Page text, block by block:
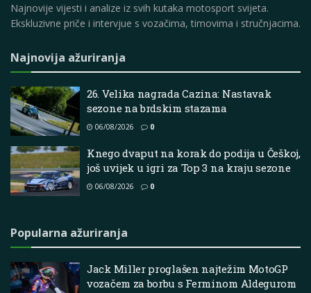
Najnovije vijesti i analize iz svih kutaka motosport svijeta.
Ekskluzivne priče i intervjue s vozačima, timovima i stručnjacima.
Najnovija ažuriranja
26. Velika nagrada Cazina: Nastavak
sezone na brdskim stazama
06/08/2026 0
Knego dvaput na korak do podija u Češkoj,
još uvijek u igri za Top 3 na kraju sezone
06/08/2026 0
Popularna ažuriranja
Jack Miller proglašen najtežim MotoGP
vozačem za borbu s Ferminom Aldegurom